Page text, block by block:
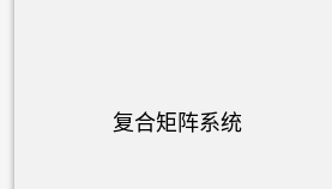
复合矩阵系统